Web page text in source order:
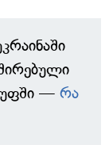
— რა